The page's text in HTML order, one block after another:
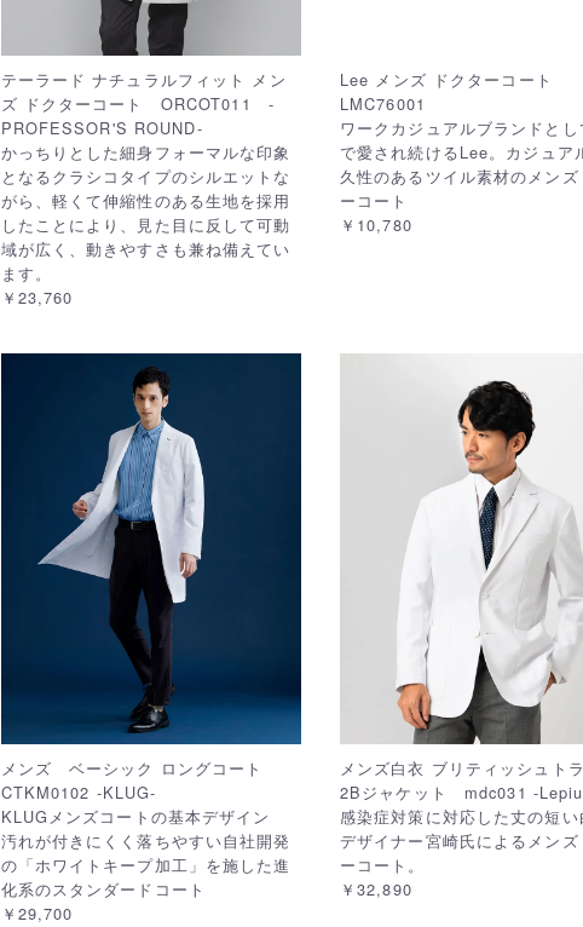
テーラード ナチュラルフィット メン
ズ ドクターコート ORCOT011 -
PROFESSOR'S ROUND-
かっちりとした細身フォーマルな印象
となるクラシコタイプのシルエットな
がら、軽くて伸縮性のある生地を採用
したことにより、見た目に反して可動
域が広く、動きやすさも兼ね備えてい
ます。
￥23,760
Lee メンズ ドクターコート
LMC76001
ワークカジュアルブランドとし
で愛され続けるLee。カジュア
久性のあるツイル素材のメンズ
ーコート
￥10,780
メンズ ベーシック ロングコート
CTKM0102 -KLUG-
KLUGメンズコートの基本デザイン
汚れが付きにくく落ちやすい自社開発
の「ホワイトキープ加工」を施した進
化系のスタンダードコート
￥29,700
メンズ白衣 ブリティッシュト
2Bジャケット mdc031 -
感染症対策に対応した丈の短い
デザイナー宮崎氏によるメンズ
ーコート。
￥32,890